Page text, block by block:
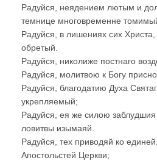
Радуйся, неядением лютым и
темнице многовременне
Радуйся, в лишениях сих
обретый.
Радуйся, николиже постнаго
Радуйся, молитвою к Богу
Радуйся, благодатию Духа
укрепляемый;
Радуйся, ея же силою заблудшия
ловитвы изымаяй.
Радуйся, тех приводяй ко
Апостольстей Церкви;